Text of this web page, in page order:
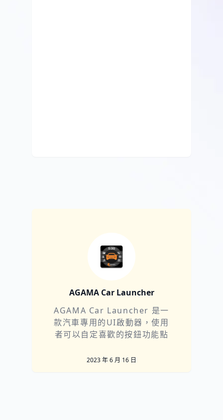
AGAMA Car Launcher
AGAMA Car Launcher 是一
款汽車專用的UI啟動器，使用
者可以自定喜歡的按鈕功能點
2023 年 6 月 16 日